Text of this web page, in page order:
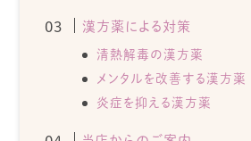
漢方薬による対策
清熱解毒の漢方薬
メンタルを改善する漢方薬
炎症を抑える漢方薬